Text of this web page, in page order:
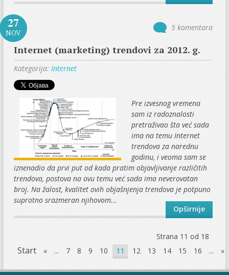
27
NOV
5 komentara
Internet (marketing) trendovi za 2012. g.
Kategorija:Internet
Pre izvesnog vremena
sam iz radoznalosti
pretraživao šta već sada
ima na temu Internet
trendova za narednu
godinu, i veoma sam se
iznenadio da prvi put od kada pratim objavljivanje različitih
trendova, postova na ovu temu već sada ima neverovatan
broj. Na žalost, kvalitet ovih objašnjenja trendova je potpuno
suprotno srazmeran njihovom...
Opširnije
Strana 11 od 18
Start « ... 7 8 9 10 11 12 13 14 15 16 ... »